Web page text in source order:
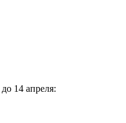
до 14 апреля: